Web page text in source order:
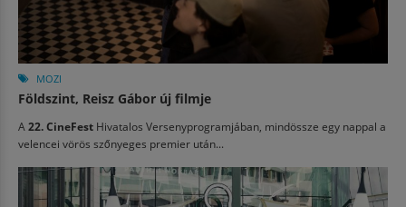
MOZI
Földszint, Reisz Gábor új filmje
A 22. CineFest Hivatalos Versenyprogramjában, mindössze egy nappal a
velencei vörös szőnyeges premier után...